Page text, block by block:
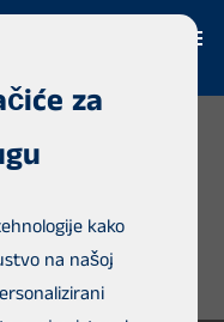
za
kako
na našoj